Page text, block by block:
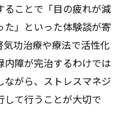
ることで「目の疲れが減
た」といった体験談が寄
功治療や療法で活性化
障が完治するわけでは
がら、ストレスマネジ
して行うことが大切で